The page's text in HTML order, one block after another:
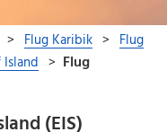
(EIS)